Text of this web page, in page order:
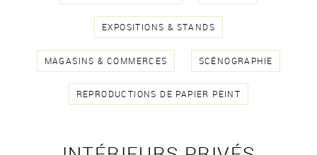
EXPOSITIONS & STANDS
MAGASINS & COMMERCES SCÉNOGRAPHIE
REPRODUCTIONS DE PAPIER PEINT